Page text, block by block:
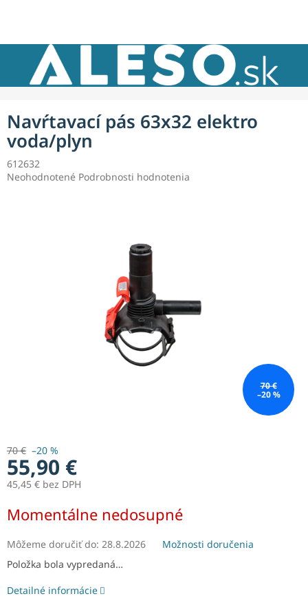
Navŕtavací pás 63x32 elektro
voda/plyn
612632
Priemerné
Neohodnotené Podrobnosti hodnotenia
70 €
–20 %
70 € –20 %
55,90 €
45,45 € bez DPH
cena:
Momentálne nedosupné
Môžeme doručiť do: 28.8.2026
Možnosti doručenia
Položka bola vypredaná…
Detailné informácie